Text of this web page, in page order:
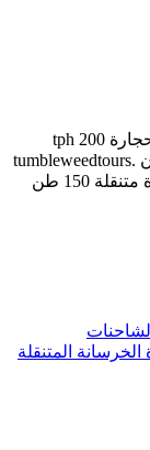
كسارة كاولين مستعملة للبيع في الهند. كسارة حجارة 200 tph
مستعملة للبيع في حيدر أباد كسارة فكية المعادن tumbleweedtours.
200 كسارة دورانية آلة هى النوع من سعر كسارة متنقلة 150 طن
المتنقلة